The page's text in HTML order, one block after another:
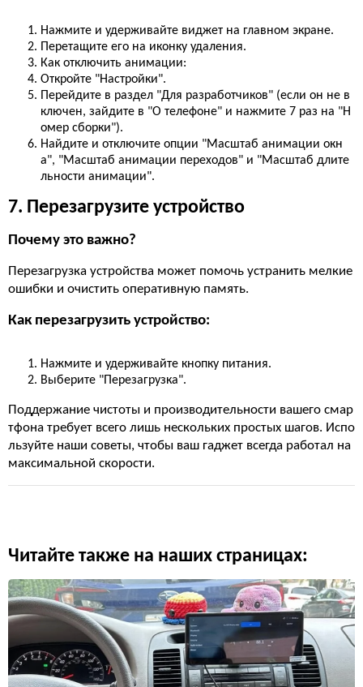
Нажмите и удерживайте виджет на главном экране.
Перетащите его на иконку удаления.
Как отключить анимации:
Откройте "Настройки".
Перейдите в раздел "Для разработчиков" (если он не в
ключен, зайдите в "О телефоне" и нажмите 7 раз на "Н
омер сборки").
Найдите и отключите опции "Масштаб анимации окн
а", "Масштаб анимации переходов" и "Масштаб длите
льности анимации".
7. Перезагрузите устройство
Почему это важно?
Перезагрузка устройства может помочь устранить мелкие
ошибки и очистить оперативную память.
Как перезагрузить устройство:
Нажмите и удерживайте кнопку питания.
Выберите "Перезагрузка".
Поддержание чистоты и производительности вашего смар
тфона требует всего лишь нескольких простых шагов. Испо
льзуйте наши советы, чтобы ваш гаджет всегда работал на
максимальной скорости.
Читайте также на наших страницах: